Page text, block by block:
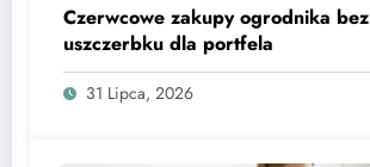
Czerwcowe zakupy ogrodnika bez
uszczerbku dla portfela
31 Lipca, 2026